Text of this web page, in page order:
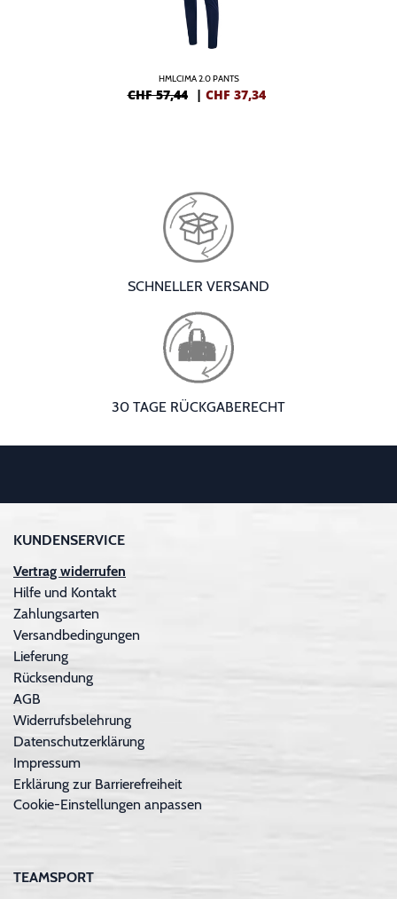
HMLCIMA 2.0 PANTS
CHF 57,44 | CHF 37,34
SCHNELLER VERSAND
30 TAGE RÜCKGABERECHT
KUNDENSERVICE
Vertrag widerrufen
Hilfe und Kontakt
Zahlungsarten
Versandbedingungen
Lieferung
Rücksendung
AGB
Widerrufsbelehrung
Datenschutzerklärung
Impressum
Erklärung zur Barrierefreiheit
Cookie-Einstellungen anpassen
TEAMSPORT